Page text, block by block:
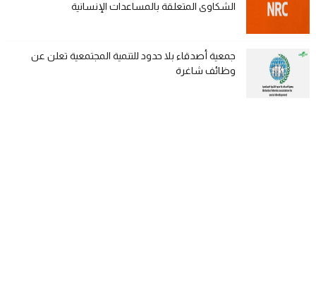
الشكاوى المتعلقة بالمساعدات الإنسانية
جمعية أصدقاء بلا حدود للتنمية المجتمعية تعلن عن
وظائف شاغرة